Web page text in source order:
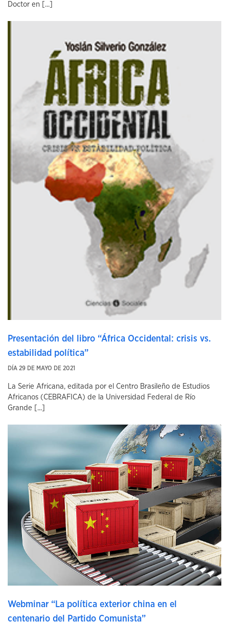
Doctor en [...]
Presentación del libro “África Occidental: crisis vs.
estabilidad política”
DÍA 29 DE MAYO DE 2021
La Serie Africana, editada por el Centro Brasileño de Estudios
Africanos (CEBRAFICA) de la Universidad Federal de Río
Grande [...]
Webminar “La política exterior china en el
centenario del Partido Comunista”